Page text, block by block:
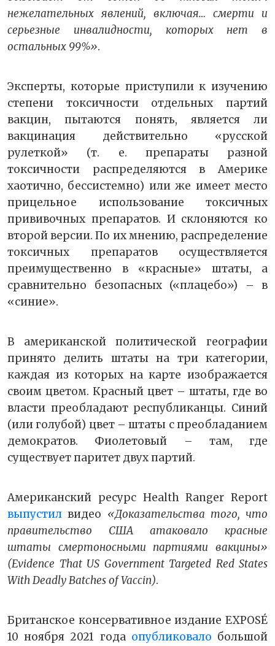
нежелательных явлений, включая… смерти и
серьезные инвалидности, которых нет в
остальных 99%».
Эксперты, которые приступили к изучению
степени токсичности отдельных партий
вакцин, пытаются понять, является ли
вакцинация действительно «русской
рулеткой» (т. е. препараты разной
токсичности распределяются в Америке
хаотично, бессистемно) или же имеет место
прицельное использование токсичных
прививочных препаратов. И склоняются ко
второй версии. По их мнению, распределение
токсичных препаратов осуществляется
преимущественно в «красные» штаты, а
сравнительно безопасных («плацебо») – в
«синие».
В американской политической географии
принято делить штаты на три категории,
каждая из которых на карте изображается
своим цветом. Красный цвет – штаты, где во
власти преобладают республиканцы. Синий
(или голубой) цвет – штаты с преобладанием
демократов. Фиолетовый – там, где
существует паритет двух партий.
Американский ресурс Health Ranger Report
выпустил видео «Доказательства того, что
правительство США атаковало красные
штаты смертоносными партиями вакцины»
(Evidence That US Government Targeted Red States
With Deadly Batches of Vaccin).
Британское консервативное издание EXPOSÉ
10 ноября 2021 года опубликовало большой